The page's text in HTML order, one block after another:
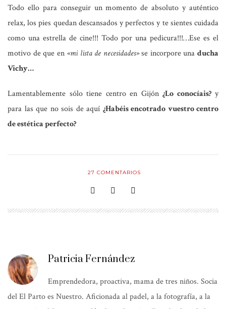
Todo ello para conseguir un momento de absoluto y auténtico
relax, los pies quedan descansados y perfectos y te sientes cuidada
como una estrella de cine!!! Todo por una pedicura!!!…Ese es el
motivo de que en «mi lista de necesidades»se incorpore unaducha
Vichy…
Lamentablemente sólo tiene centro en Gijón ¿Lo conocíais?y
para las que no sois de aquí ¿Habéis encotrado vuestro centro
de estética perfecto?
27 COMENTARIOS
Patricia Fernández
Emprendedora, proactiva, mama de tres niños. Socia
del El Parto es Nuestro. Aficionada al padel, a la fotografía, a la